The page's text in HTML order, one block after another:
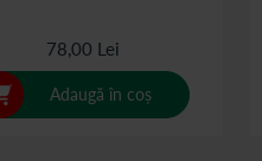
78,00 Lei
Adaugă în coș